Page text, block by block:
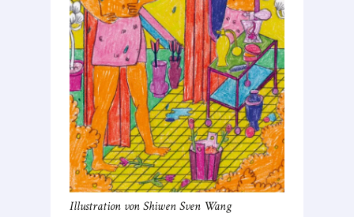
Illustration von Shiwen Sven Wang